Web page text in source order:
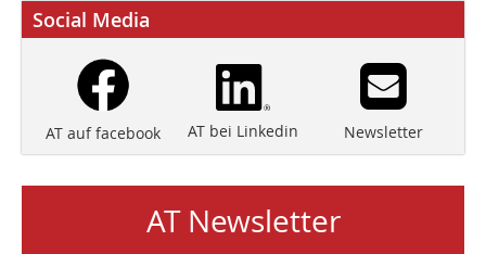
Social Media
AT auf facebook AT bei Linkedin Newsletter
AT Newsletter